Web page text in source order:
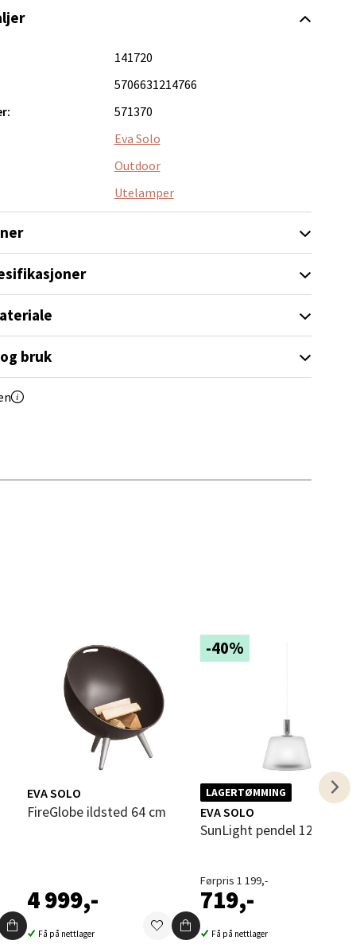
141720
5706631214766
571370
Eva Solo
Outdoor
Utelamper
bruk
EVA SOLO
FireGlobe ildsted 64 cm
4 999,-
Få på nettlager
-40%
LAGERTØMMING
EVA SOLO
SunLight pendel 12,5 cm
Førpris 1 199,-
719,-
Få på nettlager